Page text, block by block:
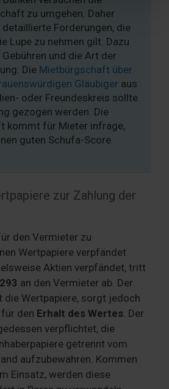
möglicherweise mit
die Sie ihnen bereitgestellt
Rahmen Ihrer Nutzung der Dienste
geben Einwilligung zu unseren
Webseite weiterhin nutzen.
zu umgehen. Daher
Forderungen, die
Lupe zu nehmen gilt. Dazu
und die Art der
Die Mietbürgschaft über
Gläubiger aus
oder Freundeskreis sollte
gezogen werden. Die
kommt für Mieter infrage,
guten Schufa-Score
zur Zahlung der
den Vermieter zu
Wertpapiere verpfändet
Aktien verpfändet, tritt
an den Vermieter ab. Der
die Wertpapiere, sorgt jedoch
den Erhalt des Wertes. Der
verpflichtet, die
getrennt vom
aufzubewahren. Kommen
Einsatz, werden diese